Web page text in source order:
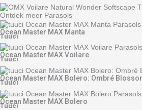
Ontdek meer Parasols
Ocean Master MAX Manta
Tuuci
Ocean Master MAX Voilare
Tuuci
Ocean Master MAX Bolero: Ombré
Tuuci
Ocean Master MAX Bolero
Tuuci